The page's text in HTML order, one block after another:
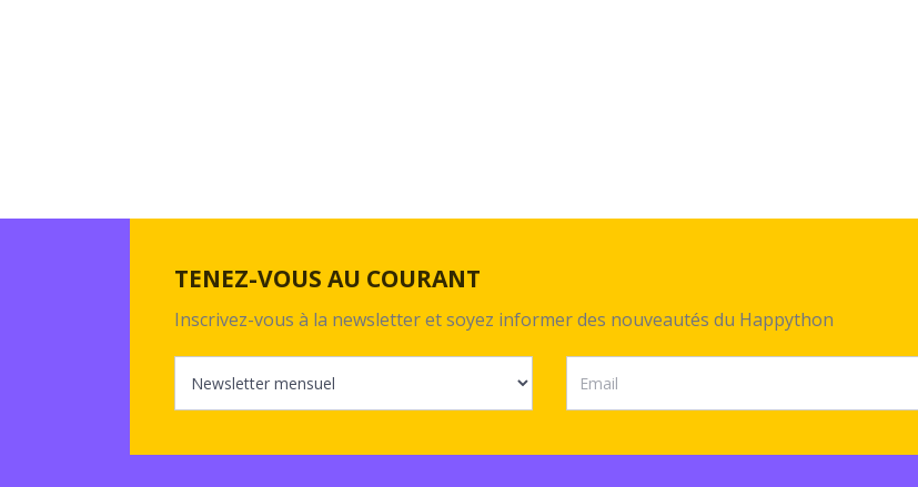
TENEZ-VOUS AU COURANT
Inscrivez-vous à la newsletter et soyez informer des nouveautés du Happython